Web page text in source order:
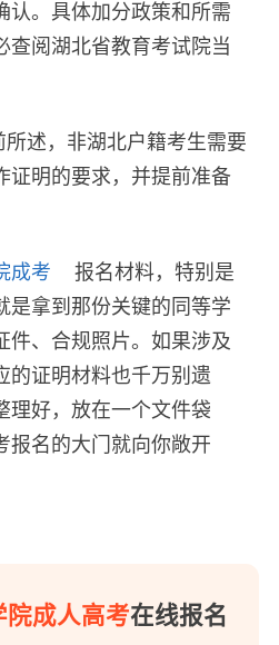
认。具体加分政策和所需
查阅湖北省教育考试院当
述，非湖北户籍考生需要
证明的要求，并提前准备
成考
报名材料，特别是
是拿到那份关键的同等学
件、合规照片。如果涉及
的证明材料也千万别遗
理好，放在一个文件袋
报名的大门就向你敞开
院成人高考在线报名